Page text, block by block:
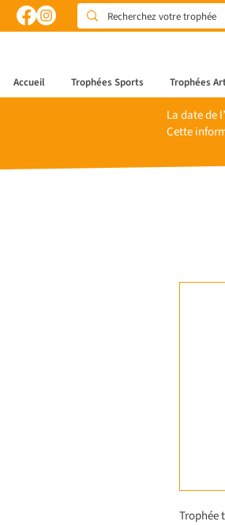
Accueil Trophées Sports Trophées
La date de
Cette
Trophée